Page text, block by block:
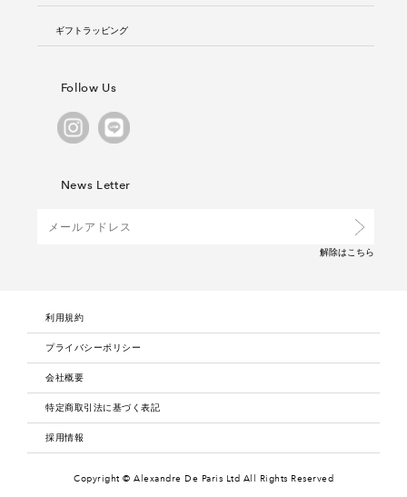
ギフトラッピング
Follow Us
News Letter
解除は こちら
利用規約
プライバシーポリシー
会社概要
特定商取引法に基づく表記
採用情報
Copyright © Alexandre De Paris Ltd All Rights Reserved